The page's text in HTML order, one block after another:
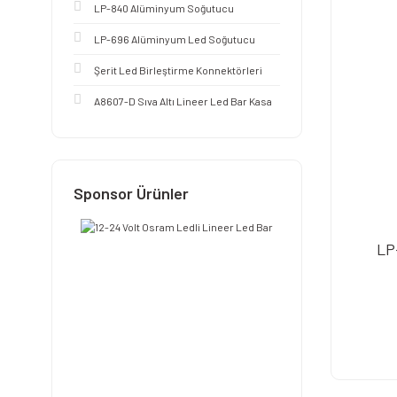
LP-840 Alüminyum Soğutucu
LP-696 Alüminyum Led Soğutucu
Şerit Led Birleştirme Konnektörleri
A8607-D Sıva Altı Lineer Led Bar Kasa
Sponsor Ürünler